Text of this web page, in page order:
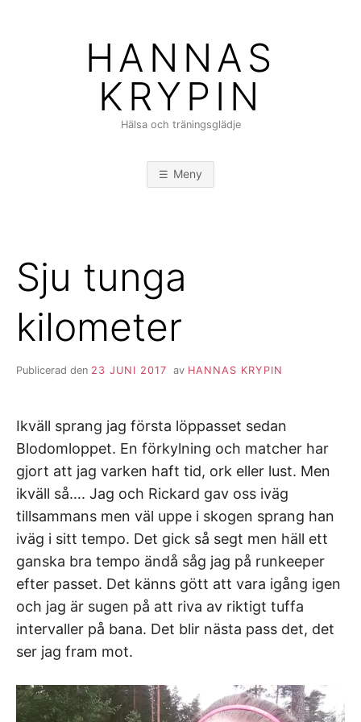
HANNAS
KRYPIN
Hälsa och träningsglädje
Meny
Sju tunga
kilometer
Publicerad den 23 JUNI 2017 av HANNAS KRYPIN
Ikväll sprang jag första löppasset sedan
Blodomloppet. En förkylning och matcher har
gjort att jag varken haft tid, ork eller lust. Men
ikväll så…. Jag och Rickard gav oss iväg
tillsammans men väl uppe i skogen sprang han
iväg i sitt tempo. Det gick så segt men häll ett
ganska bra tempo ändå såg jag på runkeeper
efter passet. Det känns gött att vara igång igen
och jag är sugen på att riva av riktigt tuffa
intervaller på bana. Det blir nästa pass det, det
ser jag fram mot.